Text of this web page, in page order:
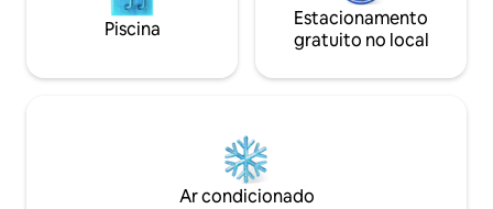
Piscina
Estacionamento
gratuito no local
Ar condicionado